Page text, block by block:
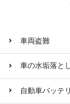
車両盗難
車の水垢落と
自動車バッテ